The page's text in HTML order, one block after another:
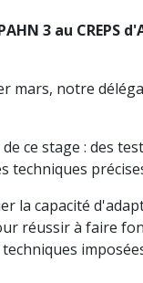
3 au CREPS
mars, notre
ce stage : des
techniques
la capacité
réussir à faire
techniques